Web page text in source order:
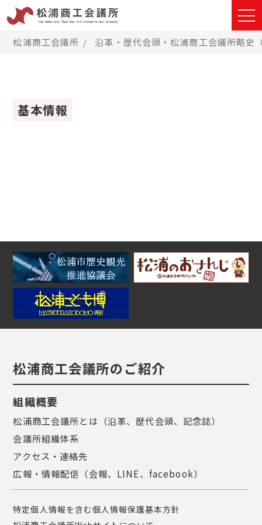
松浦商工会議所 沿革・歴代会頭・松浦商工会議所略史
基本情報
松浦商工会議所のご紹介
組織概要
松浦商工会議所とは（沿革、歴代会頭、記念誌）
会議所組織体系
アクセス・連絡先
広報・情報配信（会報、LINE、facebook）
特定個人情報を含む個人情報保護基本方針